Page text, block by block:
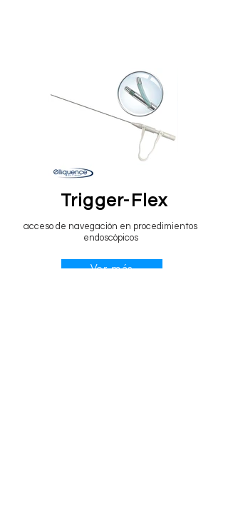
acceso de navegación en procedimientos
endoscópicos
Trigger-Flex
Ver más